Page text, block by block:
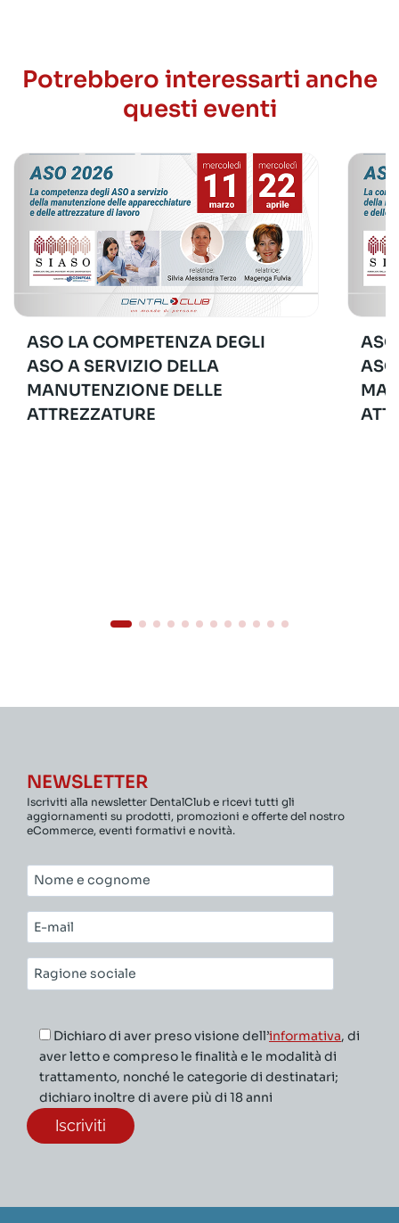
Potrebbero interessarti anche
questi eventi
ASO LA COMPETENZA DEGLI
ASO A SERVIZIO DELLA
MANUTENZIONE DELLE
ATTREZZATURE
NEWSLETTER
Iscriviti alla newsletter DentalClub e ricevi tutti gli
aggiornamenti su prodotti, promozioni e offerte del nostro
eCommerce, eventi formativi e novità.
Nome
e
cognome*
E-
mail*
Ragione
sociale*
Dichiaro di aver preso visione dell’informativa, di
aver letto e compreso le finalità e le modalità di
trattamento, nonché le categorie di destinatari;
dichiaro inoltre di avere più di 18 anni